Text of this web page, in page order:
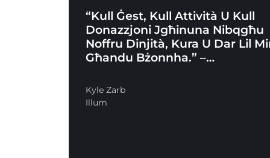
“Kull Ġest, Kull Attività U Kull
Donazzjoni Jgħinuna Nibqgħu
Noffru Dinjità, Kura U Dar Lil
Għandu Bżonnha.” –…
Kyle Zarb
Illum